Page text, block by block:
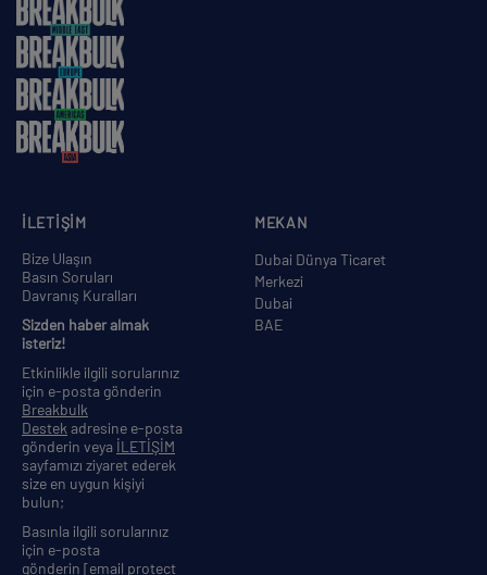
MEKAN
Dubai Dünya Ticaret
Merkezi
Dubai
BAE
İLETİŞİM
Bize Ulaşın
Basın Soruları
Davranış Kuralları
Sizden haber almak
isteriz!
Etkinlikle ilgili sorularınız
için e-posta gönderin
Breakbulk
Destek adresine e-posta
gönderin veya İLETİŞİM
sayfamızı ziyaret ederek
size en uygun kişiyi
bulun;
Basınla ilgili sorularınız
için e-posta
gönderin [email protect